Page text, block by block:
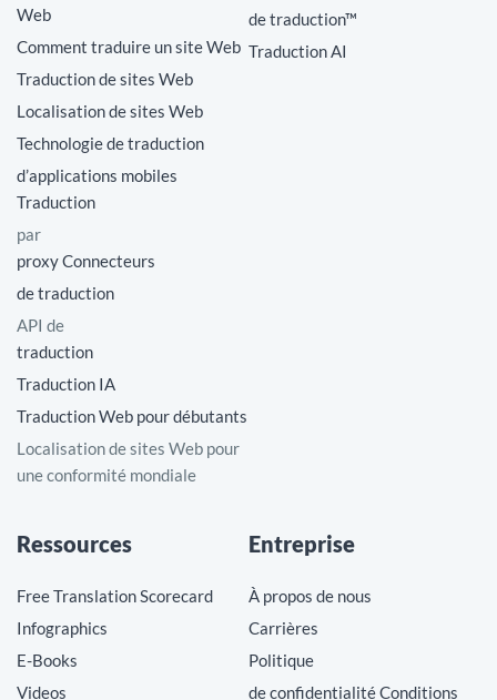
Web
Comment traduire un site Web
Traduction de sites Web
Localisation de sites Web
Technologie de traduction
d’applications mobiles
Traduction
par
proxy Connecteurs
de traduction
API de
traduction
Traduction IA
Traduction Web pour débutants
Localisation de sites Web pour
une conformité mondiale
de traduction™
Traduction AI
Ressources
Free Translation Scorecard
Infographics
E-Books
Videos
Entreprise
À propos de nous
Carrières
Politique
de confidentialité Conditions